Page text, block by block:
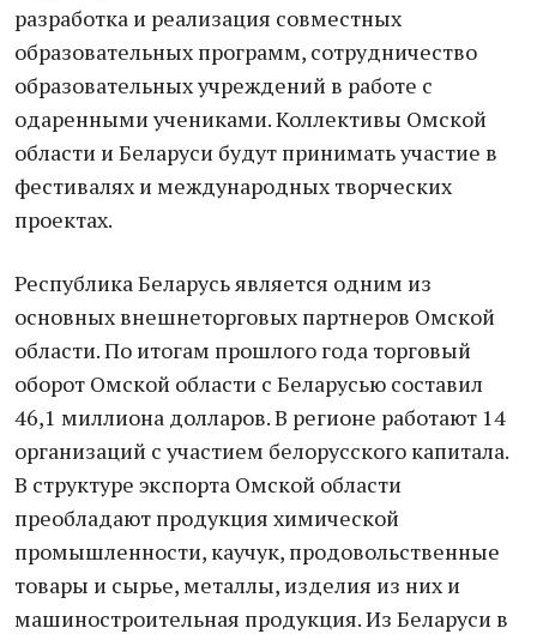
разработка и реализация совместных
образовательных программ, сотрудничество
образовательных учреждений в работе с
одаренными учениками. Коллективы Омской
области и Беларуси будут принимать участие в
фестивалях и международных творческих
проектах.
Республика Беларусь является одним из
основных внешнеторговых партнеров Омской
области. По итогам прошлого года торговый
оборот Омской области с Беларусью составил
46,1 миллиона долларов. В регионе работают 14
организаций с участием белорусского капитала.
В структуре экспорта Омской области
преобладают продукция химической
промышленности, каучук, продовольственные
товары и сырье, металлы, изделия из них и
машиностроительная продукция. Из Беларуси в